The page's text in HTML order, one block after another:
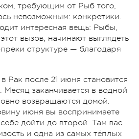
требующим от Рыб того,
невозможным: конкретики.
интересная вещь: Рыбы,
вызов, начинают выглядеть
структуре — благодаря
Рак после 21 июня становится
заканчивается в водной
возвращаются домой.
июня вы воспринимаете
дойти до второй. Там вас
и одна из самых тёплых